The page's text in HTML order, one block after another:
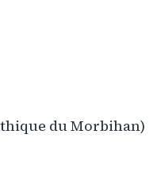
du Morbihan)